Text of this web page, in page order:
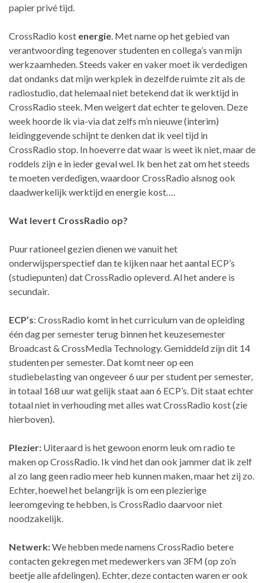
papier privé tijd.
CrossRadio kost energie. Met name op het gebied van
verantwoording tegenover studenten en collega’s van mijn
werkzaamheden. Steeds vaker en vaker moet ik verdedigen
dat ondanks dat mijn werkplek in dezelfde ruimte zit als de
radiostudio, dat helemaal niet betekend dat ik werktijd in
CrossRadio steek. Men weigert dat echter te geloven. Deze
week hoorde ik via-via dat zelfs m’n nieuwe (interim)
leidinggevende schijnt te denken dat ik veel tijd in
CrossRadio stop. In hoeverre dat waar is weet ik niet, maar de
roddels zijn e in ieder geval wel. Ik ben het zat om het steeds
te moeten verdedigen, waardoor CrossRadio alsnog ook
daadwerkelijk werktijd en energie kost….
Wat levert CrossRadio op?
Puur rationeel gezien dienen we vanuit het
onderwijsperspectief dan te kijken naar het aantal ECP’s
(studiepunten) dat CrossRadio opleverd. Al het andere is
secundair.
ECP’s: CrossRadio komt in het curriculum van de opleiding
één dag per semester terug binnen het keuzesemester
Broadcast & CrossMedia Technology. Gemiddeld zijn dit 14
studenten per semester. Dat komt neer op een
studiebelasting van ongeveer 6 uur per student per semester,
in totaal 168 uur wat gelijk staat aan 6 ECP’s. Dit staat echter
totaal niet in verhouding met alles wat CrossRadio kost (zie
hierboven).
Plezier: Uiteraard is het gewoon enorm leuk om radio te
maken op CrossRadio. Ik vind het dan ook jammer dat ik zelf
al zo lang geen radio meer heb kunnen maken, maar het zij zo.
Echter, hoewel het belangrijk is om een plezierige
leeromgeving te hebben, is CrossRadio daarvoor niet
noodzakelijk.
Netwerk:We hebben mede namens CrossRadio betere
contacten gekregen met medewerkers van 3FM (op zo’n
beetje alle afdelingen). Echter, deze contacten waren er ook